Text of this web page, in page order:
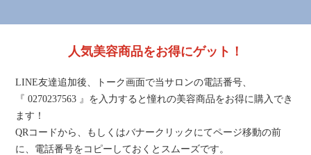
人気美容商品をお得にゲット！
LINE友達追加後、トーク画面で当サロンの電話番号、
『 0270237563 』を入力すると憧れの美容商品をお得に購入でき
ます！
QRコードから、もしくはバナークリックにてページ移動の前
に、電話番号をコピーしておくとスムーズです。